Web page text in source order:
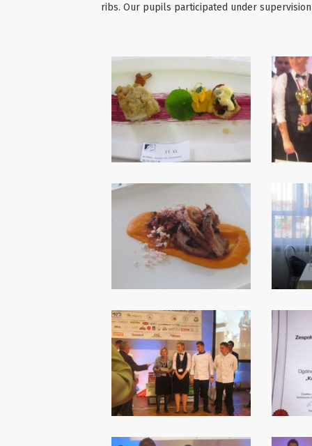
ribs. Our pupils participated under